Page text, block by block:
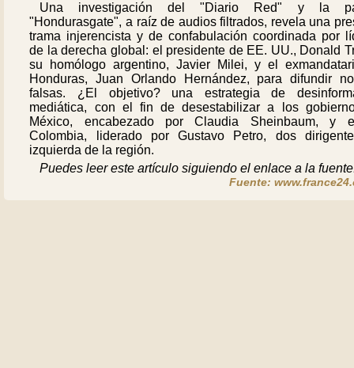
Una investigación del "Diario Red" y la
"Hondurasgate", a raíz de audios filtrados, revela una
trama injerencista y de confabulación coordinada por
de la derecha global: el presidente de EE. UU., Donald
su homólogo argentino, Javier Milei, y el
Honduras, Juan Orlando Hernández, para difundir
falsas. ¿El objetivo? una estrategia de
mediática, con el fin de desestabilizar a los
México, encabezado por Claudia Sheinbaum, y
Colombia, liderado por Gustavo Petro, dos
izquierda de la región.
Puedes leer este artículo siguiendo el enlace a la
Fuente: